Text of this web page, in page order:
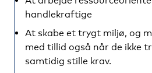
handlekraftige
At skabe et trygt miljø, og
med tillid også når de ikke
samtidig stille krav.